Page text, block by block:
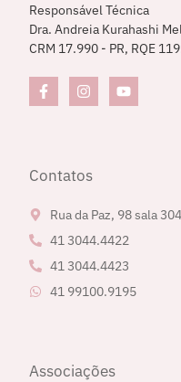
Responsável Técnica
Dra. Andreia Kurahashi
CRM 17.990 - PR, RQE
Contatos
Rua da Paz, 98 sala
41 3044.4422
41 3044.4423
41 99100.9195
Associações